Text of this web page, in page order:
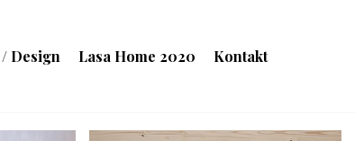
Design Lasa Home 2020 Kontakt